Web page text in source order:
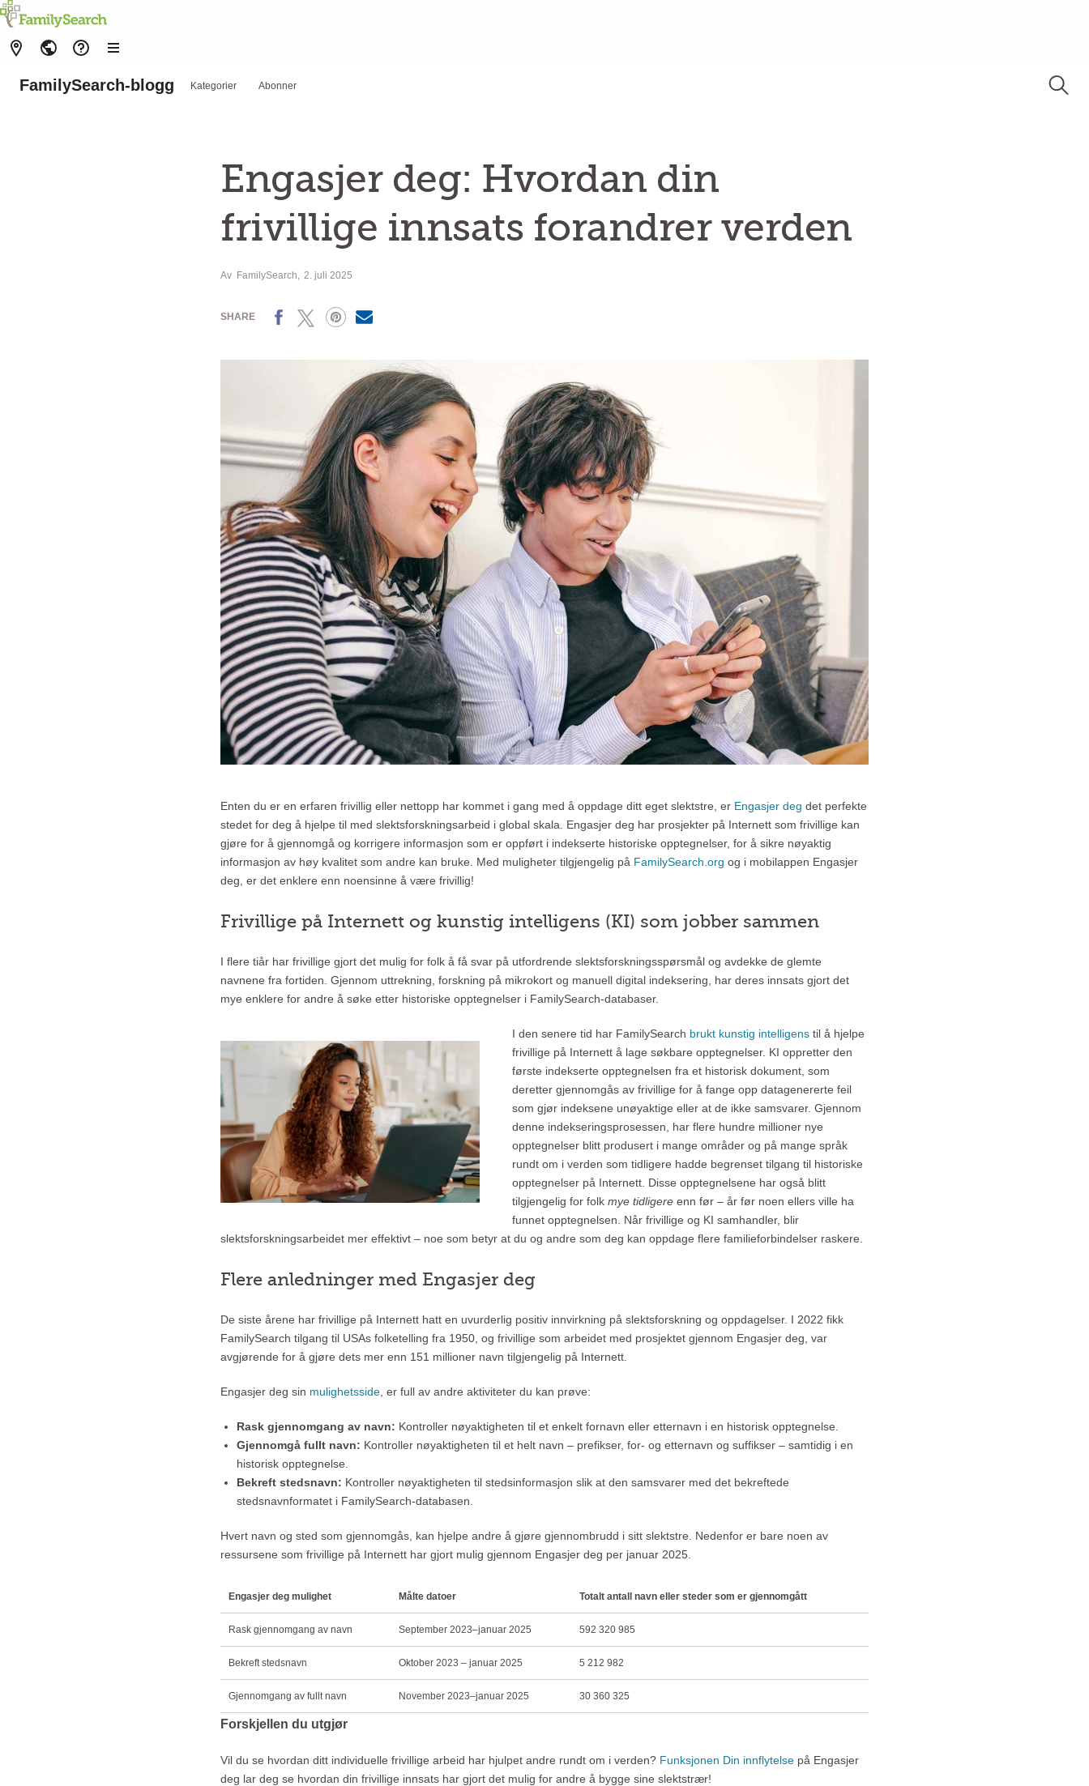
FamilySearch-blogg Kategorier Abonner
Engasjer deg: Hvordan din
frivillige innsats forandrer verden
Av FamilySearch 2. juli 2025
SHARE
Enten du er en erfaren frivillig eller nettopp har kommet i gang med å oppdage ditt eget slektstre, er Engasjer deg det perfekte
stedet for deg å hjelpe til med slektsforskningsarbeid i global skala. Engasjer deg har prosjekter på Internett som frivillige kan
gjøre for å gjennomgå og korrigere informasjon som er oppført i indekserte historiske opptegnelser, for å sikre nøyaktig
informasjon av høy kvalitet som andre kan bruke. Med muligheter tilgjengelig på FamilySearch.org og i mobilappen Engasjer
deg, er det enklere enn noensinne å være frivillig!
Frivillige på Internett og kunstig intelligens (KI) som jobber sammen
I flere tiår har frivillige gjort det mulig for folk å få svar på utfordrende slektsforskningsspørsmål og avdekke de glemte
navnene fra fortiden. Gjennom uttrekning, forskning på mikrokort og manuell digital indeksering, har deres innsats gjort det
mye enklere for andre å søke etter historiske opptegnelser i FamilySearch-databaser.
I den senere tid har FamilySearch brukt kunstig intelligens til å hjelpe
frivillige på Internett å lage søkbare opptegnelser. KI oppretter den
første indekserte opptegnelsen fra et historisk dokument, som
deretter gjennomgås av frivillige for å fange opp datagenererte feil
som gjør indeksene unøyaktige eller at de ikke samsvarer. Gjennom
denne indekseringsprosessen, har flere hundre millioner nye
opptegnelser blitt produsert i mange områder og på mange språk
rundt om i verden som tidligere hadde begrenset tilgang til historiske
opptegnelser på Internett. Disse opptegnelsene har også blitt
tilgjengelig for folk mye tidligere enn før – år før noen ellers ville ha
funnet opptegnelsen. Når frivillige og KI samhandler, blir
slektsforskningsarbeidet mer effektivt – noe som betyr at du og andre som deg kan oppdage flere familieforbindelser raskere.
Flere anledninger med Engasjer deg
De siste årene har frivillige på Internett hatt en uvurderlig positiv innvirkning på slektsforskning og oppdagelser. I 2022 fikk
FamilySearch tilgang til USAs folketelling fra 1950, og frivillige som arbeidet med prosjektet gjennom Engasjer deg, var
avgjørende for å gjøre dets mer enn 151 millioner navn tilgjengelig på Internett.
Engasjer deg sin mulighetsside , er full av andre aktiviteter du kan prøve:
Rask gjennomgang av navn: Kontroller nøyaktigheten til et enkelt fornavn eller etternavn i en historisk opptegnelse.
Gjennomgå fullt navn: Kontroller nøyaktigheten til et helt navn – prefikser, for- og etternavn og suffikser – samtidig i en
historisk opptegnelse.
Bekreft stedsnavn: Kontroller nøyaktigheten til stedsinformasjon slik at den samsvarer med det bekreftede
stedsnavnformatet i FamilySearch-databasen.
Hvert navn og sted som gjennomgås, kan hjelpe andre å gjøre gjennombrudd i sitt slektstre. Nedenfor er bare noen av
ressursene som frivillige på Internett har gjort mulig gjennom Engasjer deg per januar 2025.
Engasjer deg mulighet Målte datoer Totalt antall navn eller steder som er gjennomgått
Rask gjennomgang av navn September 2023–januar 2025 592 320 985
Bekreft stedsnavn Oktober 2023 – januar 2025 5 212 982
Gjennomgang av fullt navn November 2023–januar 2025 30 360 325
Forskjellen du utgjør
Vil du se hvordan ditt individuelle frivillige arbeid har hjulpet andre rundt om i verden? Funksjonen Din innflytelse på Engasjer
deg lar deg se hvordan din frivillige innsats har gjort det mulig for andre å bygge sine slektstrær!